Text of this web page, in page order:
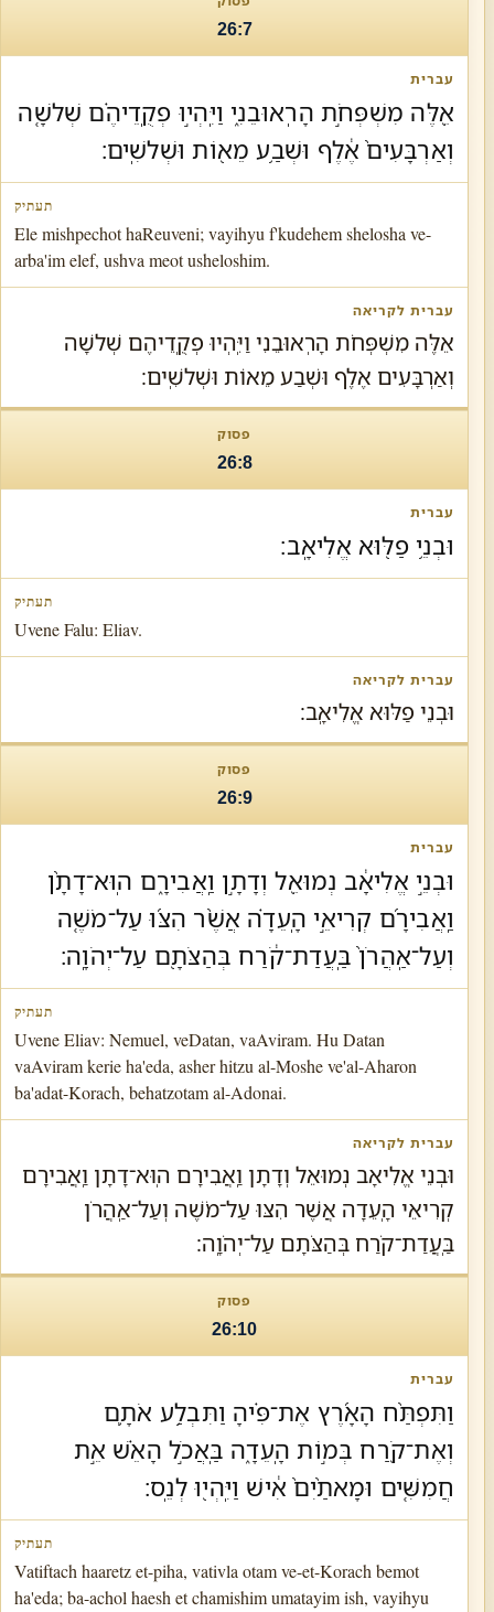
26:7
אֵ֖לֶּה מִשְׁפְּחֹ֣ת הָרֽאוּבֵנִ֑י וַיִּֽהְי֣וּ פְקֻֽדֵיהֶ֗ם שְׁלשָׁ֤ה
וְאַרְבָּעִים֙ אֶ֔לֶף וּשְׁבַ֥ע מֵא֖וֹת וּשְׁלשִֽׁים׃
Ele mishpechot haReuveni; vayihyu f'kudehem shelosha ve-
arba'im elef, ushva meot usheloshim.
אֵלֶּה מִשְׁפְּחֹת הָרֽאוּבֵנִי וַיִּֽהְיוּ פְקֻֽדֵיהֶם שְׁלשָׁה
וְאַרְבָּעִים אֶלֶף וּשְׁבַע מֵאוֹת וּשְׁלשִֽׁים׃
26:8
וּבְנֵ֥י פַלּ֖וּא אֱלִיאָֽב׃
Uvene Falu: Eliav.
וּבְנֵי פַלּוּא אֱלִיאָֽב׃
26:9
וּבְנֵ֣י אֱלִיאָ֔ב נְמוּאֵ֖ל וְדָתָ֣ן וַֽאֲבִירָ֑ם הֽוּא־דָתָ֨ן
וַֽאֲבִירָ֜ם קְרִיאֵ֣י הָֽעֵדָ֗ה אֲשֶׁ֨ר הִצּ֜וּ עַל־מֹשֶׁ֤ה
וְעַל־אַֽהֲרֹן֙ בַּֽעֲדַת־קֹ֔רַח בְּהַצֹּתָ֖ם עַל־יְהֹוָֽה׃
Uvene Eliav: Nemuel, veDatan, vaAviram. Hu Datan
vaAviram kerie ha'eda, asher hitzu al-Moshe ve'al-Aharon
ba'adat-Korach, behatzotam al-Adonai.
וּבְנֵי אֱלִיאָב נְמוּאֵל וְדָתָן וַֽאֲבִירָם הֽוּא־דָתָן וַֽאֲבִירָם
קְרִיאֵי הָֽעֵדָה אֲשֶׁר הִצּוּ עַל־מֹשֶׁה וְעַל־אַֽהֲרֹן
בַּֽעֲדַת־קֹרַח בְּהַצֹּתָם עַל־יְהֹוָֽה׃
26:10
וַתִּפְתַּ֨ח הָאָ֜רֶץ אֶת־פִּ֗יהָ וַתִּבְלַ֥ע אֹתָ֛ם
וְאֶת־קֹ֖רַח בְּמ֣וֹת הָֽעֵדָ֑ה בַּֽאֲכֹ֣ל הָאֵ֗שׁ אֵ֣ת
חֲמִשִּׁ֤ים וּמָאתַ֨יִם֙ אִ֔ישׁ וַיִּֽהְי֖וּ לְנֵֽס׃
Vatiftach haaretz et-piha, vativla otam ve-et-Korach bemot
ha'eda; ba-achol haesh et chamishim umatayim ish, vayihyu